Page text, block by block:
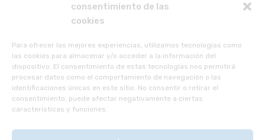
consentimiento de las
cookies
Para ofrecer las mejores experiencias, utilizamos tecnologías como
las cookies para almacenar y/o acceder a la información del
dispositivo. El consentimiento de estas tecnologías nos permitirá
procesar datos como el comportamiento de navegación o las
identificaciones únicas en este sitio. No consentir o retirar el
consentimiento, puede afectar negativamente a ciertas
características y funciones.